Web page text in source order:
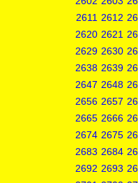
2611 2612
2620 2621
2629 2630
2638 2639
2647 2648
2656 2657
2665 2666
2674 2675
2683 2684
2692 2693